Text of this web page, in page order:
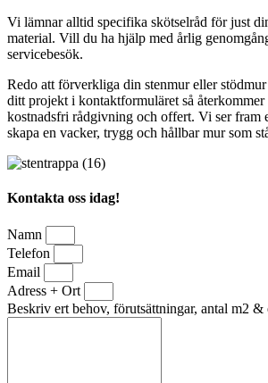
Vi lämnar alltid specifika skötselråd för just
material. Vill du ha hjälp med årlig
servicebesök.
Redo att förverkliga din stenmur eller
ditt projekt i kontaktformuläret så återkommer
kostnadsfri rådgivning och offert. Vi ser fram
skapa en vacker, trygg och hållbar mur som
Kontakta oss idag!
Namn
Telefon
Email
Adress + Ort
Beskriv ert behov, förutsättningar, antal m2 &